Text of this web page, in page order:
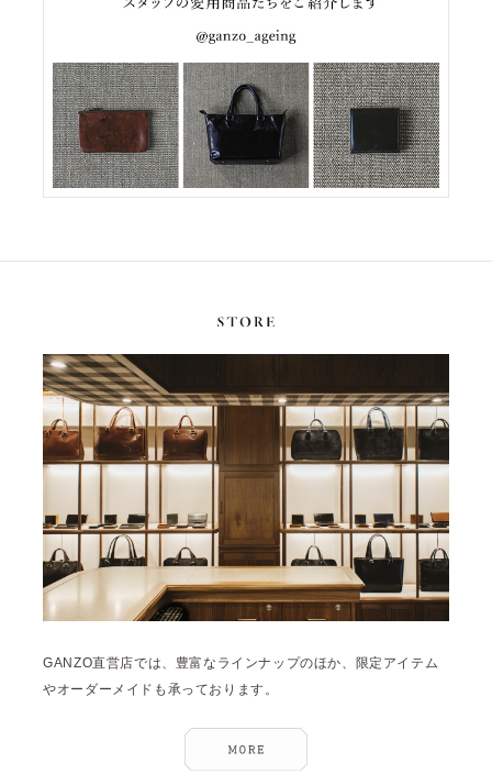
GANZO直営店では、豊富なラインナップのほか、限定アイテム
やオーダーメイドも承っております。